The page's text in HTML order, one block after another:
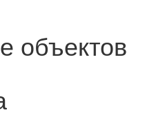
объектов